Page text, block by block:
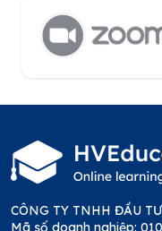
CÔNG TY TNHH ĐẦU
Mã số doanh nghiệp: